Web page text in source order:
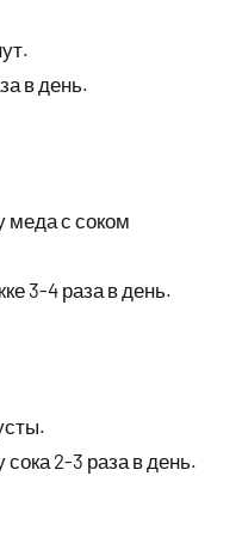
в день.
меда с соком
3-4 раза в день.
2-3 раза в день.